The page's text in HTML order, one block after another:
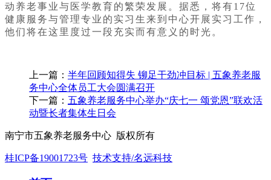
动养老事业与医学教育的繁荣发展。 据悉，将有17位
健康服务与管理专业的实习生来到中心开展实习工作，
他们将在这里度过一段充实而有意义的时光。
上一篇： 半年回顾知得失 铆足干劲冲目标 | 五象养老服
务中心全体员工大会圆满召开
下一篇： 五象养老服务中心举办“庆七一 颂党恩”联欢活
动暨长者集体生日会
南宁市五象养老服务中心 版权所有
桂ICP备19001723号 技术支持/名远科技